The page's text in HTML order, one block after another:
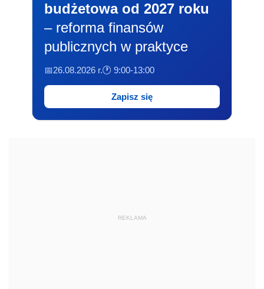
budżetowa od 2027 roku
– reforma finansów
publicznych w praktyce
📅26.08.2026 r.🕐 9:00-13:00
Zapisz się
REKLAMA